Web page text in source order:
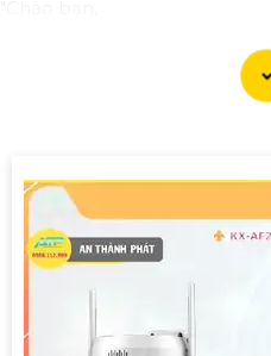
chiết khấu hấp dẫn? Hãy cân
dòng sản phẩm chất lượng
chất lượng mà còn có nhiều
hồng ngoại, cảm biến chuyển
mạng linh hoạt.
Đặt mua ngay hôm nay để
ngôi nhà, cửa hàng hoặc văn